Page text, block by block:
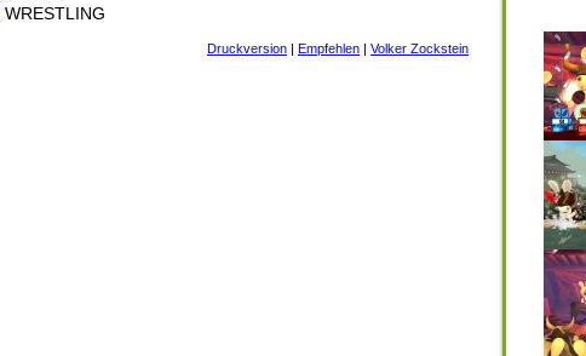
WRESTLING
Druckversion | Empfehlen | Volker Zockstein